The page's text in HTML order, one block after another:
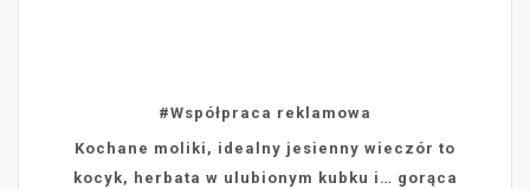
#Współpraca reklamowa
Kochane moliki, idealny jesienny wieczór to
kocyk, herbata w ulubionym kubku i… gorąca